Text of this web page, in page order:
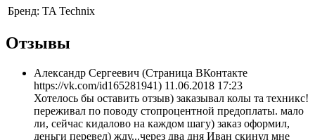
Бренд: TA Technix
Отзывы
Александр Сергеевич (Страница ВКонтакте
https://vk.com/id165281941) 11.06.2018 17:23
Хотелось бы оставить отзыв) заказывал колы та техникс!
переживал по поводу стопроцентной предоплаты. мало
ли, сейчас кидалово на каждом шагу) заказ оформил,
деньги перевел) жду...через два дня Иван скинул мне